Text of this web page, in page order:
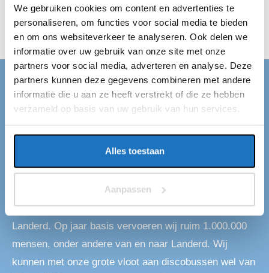
We gebruiken cookies om content en advertenties te
personaliseren, om functies voor social media te bieden
en om ons websiteverkeer te analyseren. Ook delen we
informatie over uw gebruik van onze site met onze
partners voor social media, adverteren en analyse. Deze
partners kunnen deze gegevens combineren met andere
informatie die u aan ze heeft verstrekt of die ze hebben
verzameld op basis van uw gebruik van hun services.
Alles toestaan
Aanpassen
genieten!
DISCOBUS LANDERD
Landerd
Op zoek naar een discobus in Landerd? Dan ben je bij
ons aan het juiste adres! Wij zijn Eventliner een
touringcarmaatschappij met een standplaats in
Landerd. Op jaar basis vervoeren wij ruim 1.000.000
mensen, onder andere van en naar Landerd. Wij
kunnen met onze grote vloot aan discobussen wel van